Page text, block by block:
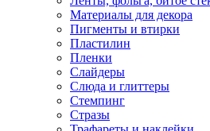
Материалы для декора
Пигменты и втирки
Пластилин
Пленки
Слайдеры
Слюда и глиттеры
Стемпинг
Стразы